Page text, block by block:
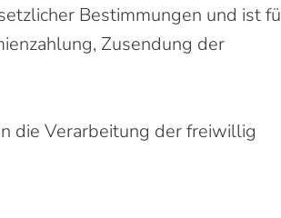
Bestimmungen und ist
Zusendung der
die Verarbeitung der freiwillig